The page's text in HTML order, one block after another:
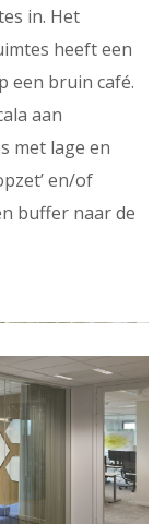
in. Het
heeft een
een bruin café.
aan
met lage en
en/of
buffer naar de